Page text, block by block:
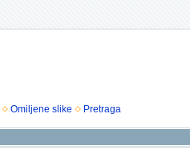
Omiljene slike Pretraga